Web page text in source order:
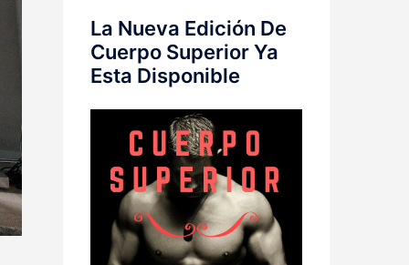
La Nueva Edición De
Cuerpo Superior Ya
Esta Disponible